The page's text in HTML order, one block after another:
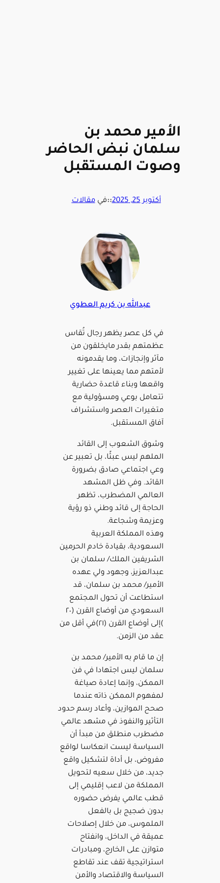
الأمير محمد بن
سلمان نبض الحاضر
وصوت المستقبل
أكتوبر 25, 2025 ::فيمقالات
عبدالله بن كريم العطوي
في كل عصر يظهر رجال تُقاس
عظمتهم بقدر مايخلقون من
مآثر وإنجازات، وما يقدمونه
لأمتهم مما يعينها على تغيير
واقعها وبناء قاعدة حضارية
تتعامل بوعي ومسؤولية مع
متغيرات العصر واستشراف
آفاق المستقبل.
وشوق الشعوب إلى القائد
الملهم ليس عبثًا، بل تعبير عن
وعي اجتماعي صادق بضرورة
القائد. وفي ظل المشهد
العالمي المضطرب، تظهر
الحاجة إلى قائد وطني ذو رؤية
وعزيمة وشجاعة.
وهذه المملكة العربية
السعودية، بقيادة خادم الحرمين
الشريفين الملك/ سلمان بن
عبدالعزيز، وجهود ولي عهده
الأمير/ محمد بن سلمان، قد
استطاعت أن تحول المجتمع
السعودي من أوضاع القرن (٢٠
)إلى أوضاع القرن (٢١)في أقل من
عقد من الزمن.
إن ما قام به الأمير/ محمد بن
سلمان ليس اجتهادا في فن
الممكن، وإنما إعادة صياغة
لمفهوم الممكن ذاته عندما
صحح الموازين، وأعاد رسم حدود
التأثير والنفوذ في مشهد عالمي
مضطرب منطلق من مبدأ أن
السياسة ليست انعكاسا لواقع
مفروض، بل أداة لتشكيل واقع
جديد، من خلال سعيه لتحويل
المملكة من لاعب إقليمي إلى
قطب عالمي يفرض حضوره
بدون ضجيج بل بالفعل
الملموس، من خلال إصلاحات
عميقة في الداخل، وانفتاح
متوازن على الخارج، ومبادرات
استراتيجية تقف عند تقاطع
السياسة والاقتصاد والأمن